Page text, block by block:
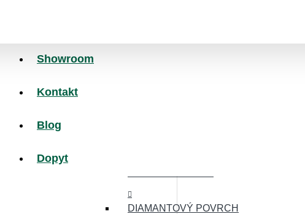
Showroom
Kontakt
Blog
Dopyt
DIAMANTOVÝ POVRCH